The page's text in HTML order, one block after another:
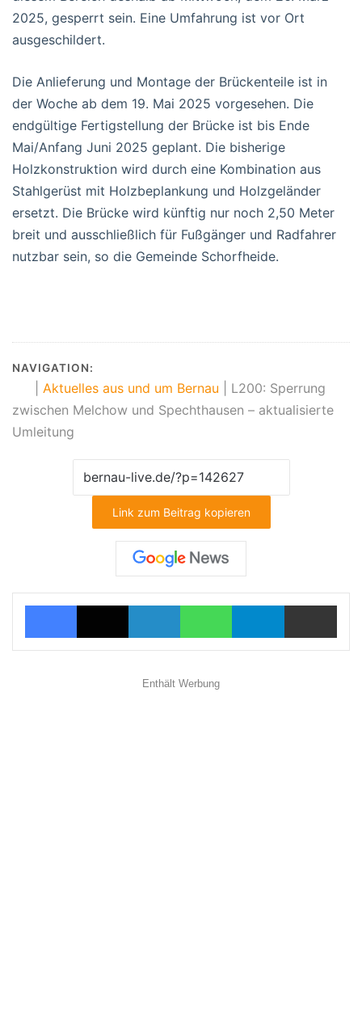
2025, gesperrt sein. Eine Umfahrung ist vor Ort
ausgeschildert.
Die Anlieferung und Montage der Brückenteile ist in
der Woche ab dem 19. Mai 2025 vorgesehen. Die
endgültige Fertigstellung der Brücke ist bis Ende
Mai/Anfang Juni 2025 geplant. Die bisherige
Holzkonstruktion wird durch eine Kombination aus
Stahlgerüst mit Holzbeplankung und Holzgeländer
ersetzt. Die Brücke wird künftig nur noch 2,50 Meter
breit und ausschließlich für Fußgänger und Radfahrer
nutzbar sein, so die Gemeinde Schorfheide.
NAVIGATION:
Aktuelles aus und um Bernau
L200: Sperrung
zwischen Melchow und Spechthausen – aktualisierte
Umleitung
Link zum Beitrag kopieren
FacebookX LinkedIn WhatsAppTelegramTeilen via E-Mail
Enthält Werbung